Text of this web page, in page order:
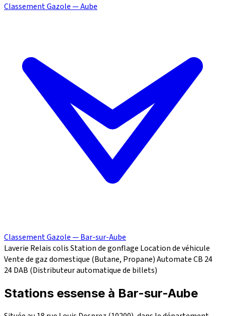
Classement Gazole — Aube
Classement Gazole — Bar-sur-Aube
Laverie Relais colisStation de gonflage Location de véhicule
Vente de gaz domestique (Butane, Propane)Automate CB 24
24DAB (Distributeur automatique de billets)
Stations essense à Bar-sur-Aube